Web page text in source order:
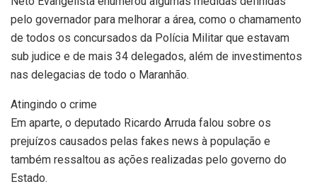
pelo governador para melhorar a área, como o chamamento
de todos os concursados da Polícia Militar que estavam
sub judice e de mais 34 delegados, além de investimentos
nas delegacias de todo o Maranhão.
Atingindo o crime
Em aparte, o deputado Ricardo Arruda falou sobre os
prejuízos causados pelas fakes news à população e
também ressaltou as ações realizadas pelo governo do
Estado.